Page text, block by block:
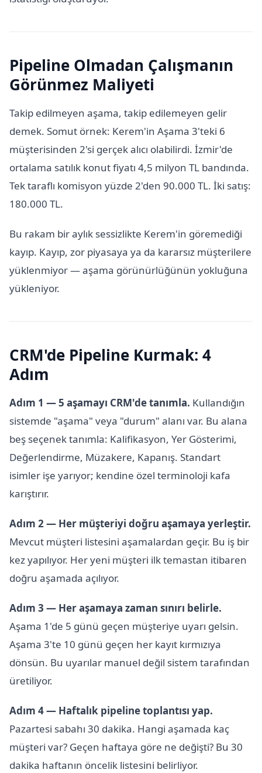
Pipeline Olmadan Çalışmanın
Görünmez Maliyeti
Takip edilmeyen aşama, takip edilemeyen gelir
demek. Somut örnek: Kerem'in Aşama 3'teki 6
müşterisinden 2'si gerçek alıcı olabilirdi. İzmir'de
ortalama satılık konut fiyatı 4,5 milyon TL bandında.
Tek taraflı komisyon yüzde 2'den 90.000 TL. İki satış:
180.000 TL.
Bu rakam bir aylık sessizlikte Kerem'in göremediği
kayıp. Kayıp, zor piyasaya ya da kararsız müşterilere
yüklenmiyor — aşama görünürlüğünün yokluğuna
yükleniyor.
CRM'de Pipeline Kurmak: 4
Adım
Adım 1 — 5 aşamayı CRM'de tanımla. Kullandığın
sistemde "aşama" veya "durum" alanı var. Bu alana
beş seçenek tanımla: Kalifikasyon, Yer Gösterimi,
Değerlendirme, Müzakere, Kapanış. Standart
isimler işe yarıyor; kendine özel terminoloji kafa
karıştırır.
Adım 2 — Her müşteriyi doğru aşamaya yerleştir.
Mevcut müşteri listesini aşamalardan geçir. Bu iş bir
kez yapılıyor. Her yeni müşteri ilk temastan itibaren
doğru aşamada açılıyor.
Adım 3 — Her aşamaya zaman sınırı belirle.
Aşama 1'de 5 günü geçen müşteriye uyarı gelsin.
Aşama 3'te 10 günü geçen her kayıt kırmızıya
dönsün. Bu uyarılar manuel değil sistem tarafından
üretiliyor.
Adım 4 — Haftalık pipeline toplantısı yap.
Pazartesi sabahı 30 dakika. Hangi aşamada kaç
müşteri var? Geçen haftaya göre ne değişti? Bu 30
dakika haftanın öncelik listesini belirliyor.